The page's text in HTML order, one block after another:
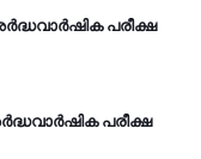
പരീക്ഷ
പരീക്ഷ